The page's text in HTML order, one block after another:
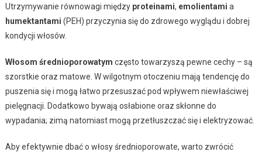
Utrzymywanie równowagi między proteinami, emolientami a
humektantami (PEH) przyczynia się do zdrowego wyglądu i dobrej
kondycji włosów.
Włosom średnioporowatym często towarzyszą pewne cechy – są
szorstkie oraz matowe. W wilgotnym otoczeniu mają tendencję do
puszenia się i mogą łatwo przesuszać pod wpływem niewłaściwej
pielęgnacji. Dodatkowo bywają osłabione oraz skłonne do
wypadania; zimą natomiast mogą przetłuszczać się i elektryzować.
Aby efektywnie dbać o włosy średnioporowate, warto zwrócić